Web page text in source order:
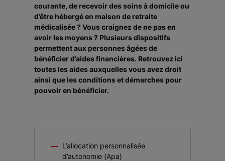
courante, de recevoir des soins à domicile ou
d’être hébergé en maison de retraite
médicalisée ? Vous craignez de ne pas en
avoir les moyens ? Plusieurs dispositifs
permettent aux personnes âgées de
bénéficier d’aides financières. Retrouvez ici
toutes les aides auxquelles vous avez droit
ainsi que les conditions et démarches pour
pouvoir en bénéficier.
L’allocation personnalisée
d’autonomie (Apa)